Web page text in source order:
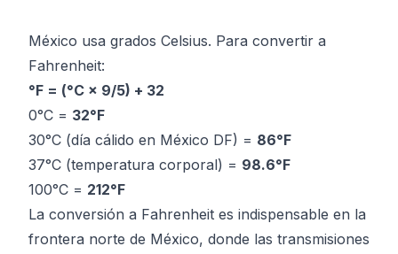
México usa grados Celsius. Para convertir a
Fahrenheit:
°F = (°C × 9/5) + 32
0°C = 32°F
30°C (día cálido en México DF) = 86°F
37°C (temperatura corporal) = 98.6°F
100°C = 212°F
La conversión a Fahrenheit es indispensable en la
frontera norte de México, donde las transmisiones